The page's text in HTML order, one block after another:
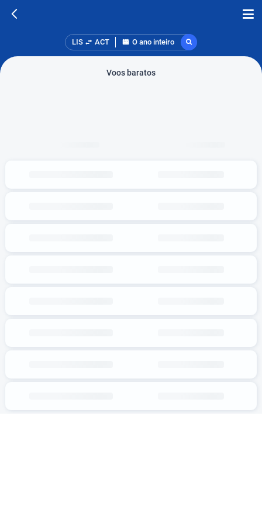
LIS ACT O ano inteiro
Voos baratos